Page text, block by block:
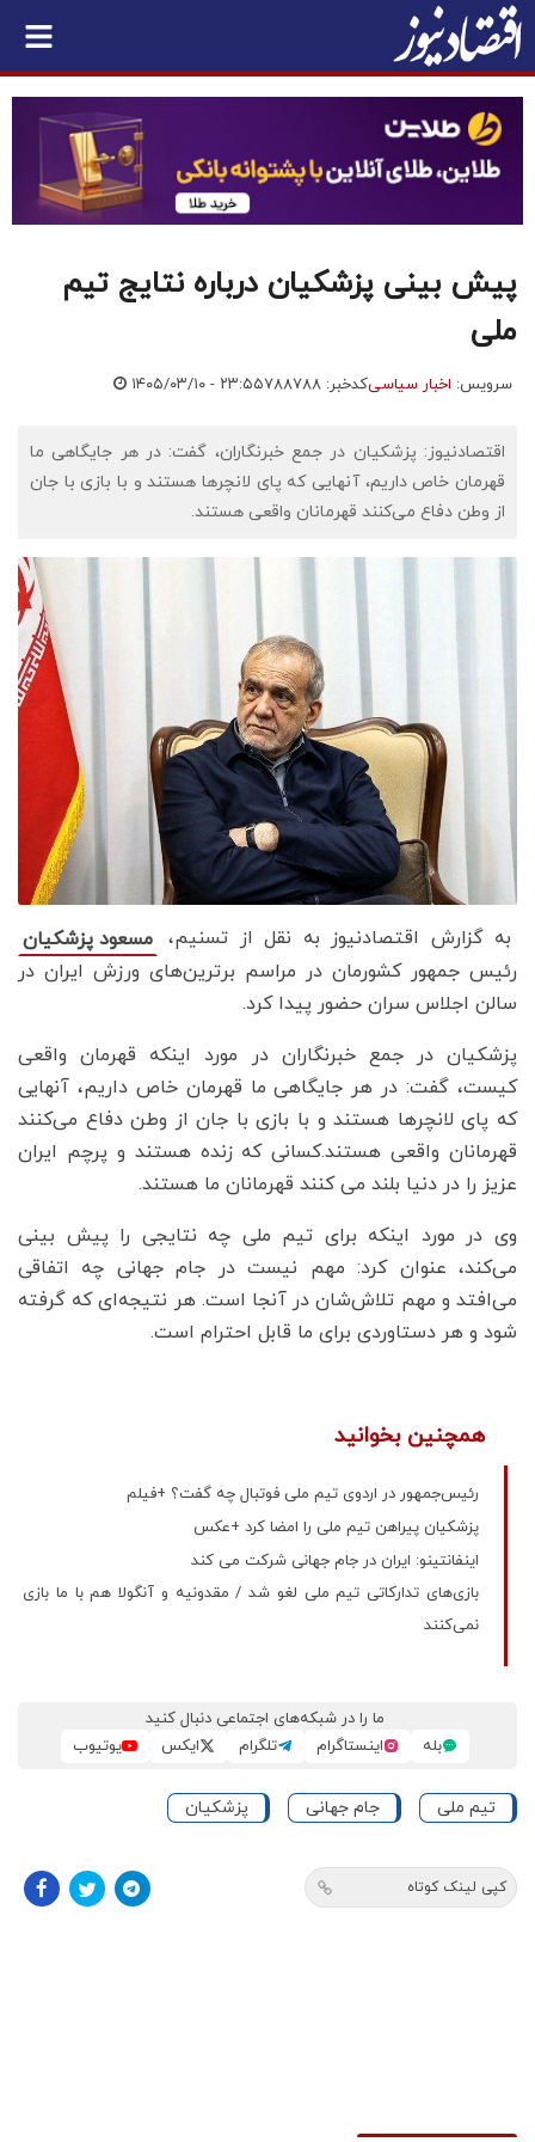
پیش بینی پزشکیان درباره نتایج تیم
ملی
سرویس: اخبار سیاسیکدخبر: ۷۸۸۷۸۸ ۱۴۰۵/۰۳/۱۰ - ۲۳:۵۵
اقتصادنیوز: پزشکیان در جمع خبرنگاران، گفت: در هر جایگاهی ما
قهرمان خاص داریم، آنهایی که پای لانچرها هستند و با بازی با جان
از وطن دفاع می‌کنند قهرمانان واقعی هستند.
به گزارش اقتصادنیوز به نقل از تسنیم، مسعود پزشکیان
رئیس جمهور کشورمان در مراسم برترین‌های ورزش ایران در
سالن اجلاس سران حضور پیدا کرد.
پزشکیان در جمع خبرنگاران در مورد اینکه قهرمان واقعی
کیست، گفت: در هر جایگاهی ما قهرمان خاص داریم، آنهایی
که پای لانچرها هستند و با بازی با جان از وطن دفاع می‌کنند
قهرمانان واقعی هستند.کسانی که زنده هستند و پرچم ایران
عزیز را در دنیا بلند می کنند قهرمانان ما هستند.
وی در مورد اینکه برای تیم ملی چه نتایجی را پیش بینی
می‌کند، عنوان کرد: مهم نیست در جام جهانی چه اتفاقی
می‌افتد و مهم تلاش‌شان در آنجا است. هر نتیجه‌ای که گرفته
شود و هر دستاوردی برای ما قابل احترام است.
همچنین بخوانید
رئیس‌جمهور در اردوی تیم ملی فوتبال چه گفت؟ +فیلم
پزشکیان پیراهن تیم ملی را امضا کرد +عکس
اینفانتینو: ایران در جام جهانی شرکت می کند
بازی‌های تدارکاتی تیم ملی لغو شد / مقدونیه و آنگولا هم با ما بازی
نمی‌کنند
ما را در شبکه‌های اجتماعی دنبال کنید
بله
اینستاگرام تلگرام ایکس یوتیوب
تیم ملی جام جهانی پزشکیان
کپی لینک کوتاه